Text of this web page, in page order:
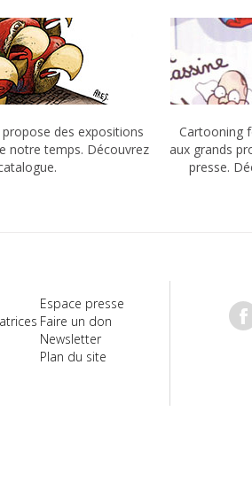
des expositions
notre temps. Découvrez
Cartooning
aux grands
presse.
Espace presse
Faire un don
Newsletter
Plan du site